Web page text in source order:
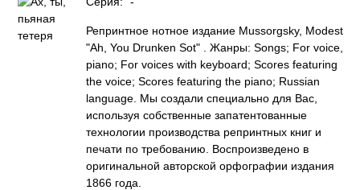
Репринтное нотное издание Mussorgsky, Modest
"Ah, You Drunken Sot" . Жанры: Songs; For voice,
piano; For voices with keyboard; Scores featuring
the voice; Scores featuring the piano; Russian
language. Мы создали специально для Вас,
используя собственные запатентованные
технологии производства репринтных книг и
печати по требованию. Воспроизведено в
оригинальной авторской орфографии издания
1866 года.